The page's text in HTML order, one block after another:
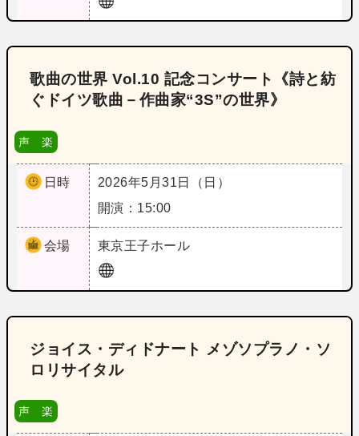
歌曲の世界 Vol.10 記念コンサート《詩と紡
ぐドイツ歌曲－作曲家“3S”の世界》
声 楽
日時
2026年5月31日（日）
開演：15:00
会場 東京王子ホール
ジョイス・ディドナート メゾソプラノ・ソ
ロリサイタル
声 楽